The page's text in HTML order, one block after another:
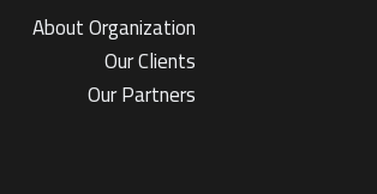
About Organization
Our Clients
Our Partners